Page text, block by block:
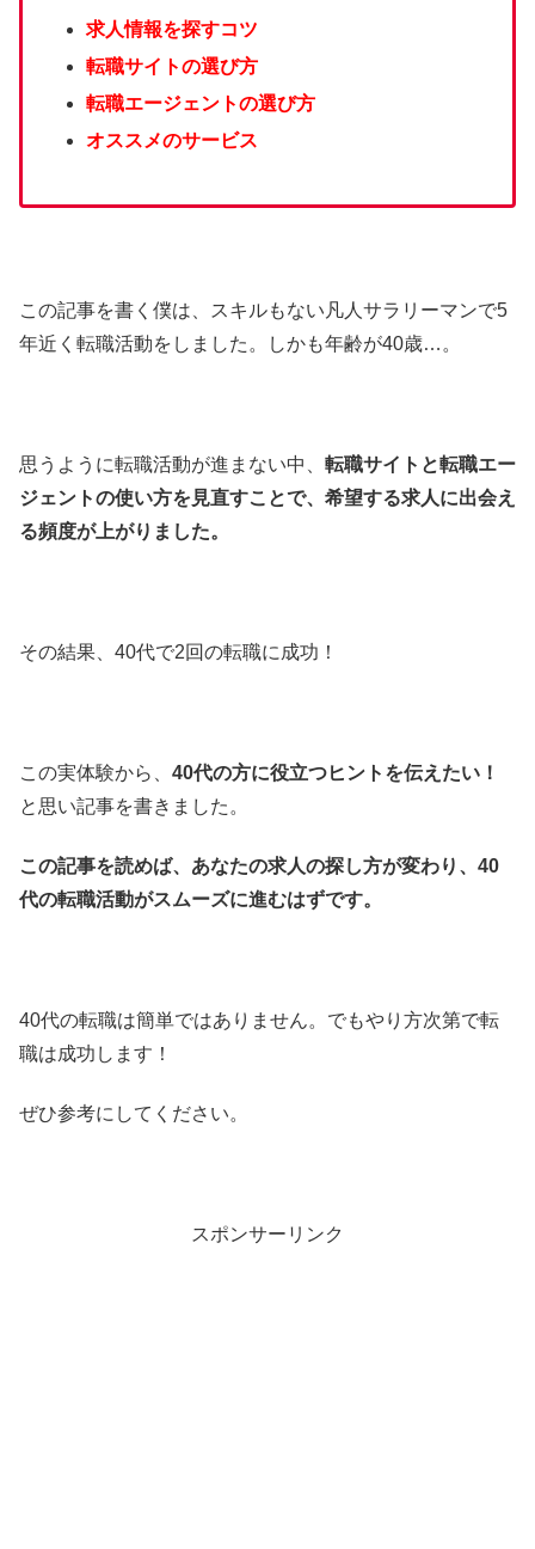
求人情報を探すコツ
転職サイトの選び方
転職エージェントの選び方
オススメのサービス
この記事を書く僕は、スキルもない凡人サラリーマンで5
年近く転職活動をしました。しかも年齢が40歳…。
思うように転職活動が進まない中、 転職サイトと転職エー
ジェントの使い方を見直すことで、希望する求人に出会え
る頻度が上がりました。
その結果、40代で2回の転職に成功！
この実体験から、 40代の方に役立つヒントを伝えたい！
と思い記事を書きました。
この記事を読めば、あなたの求人の探し方が変わり、40
代の転職活動がスムーズに進むはずです。
40代の転職は簡単ではありません。でもやり方次第で転
職は成功します！
ぜひ参考にしてください。
スポンサーリンク